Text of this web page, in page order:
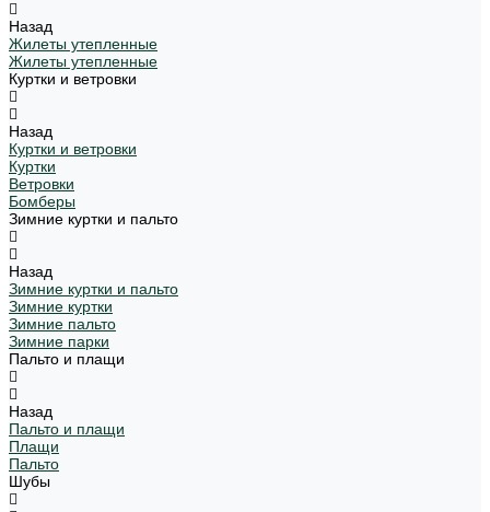
Назад
Жилеты утепленные
Жилеты утепленные
Куртки и ветровки
Назад
Куртки и ветровки
Куртки
Ветровки
Бомберы
Зимние куртки и пальто
Назад
Зимние куртки и пальто
Зимние куртки
Зимние пальто
Зимние парки
Пальто и плащи
Назад
Пальто и плащи
Плащи
Пальто
Шубы